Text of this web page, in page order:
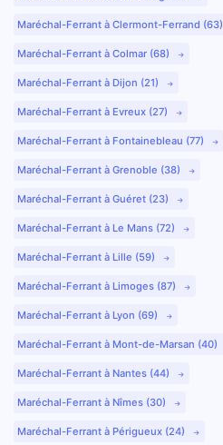
Maréchal-Ferrant à Clermont-Ferrand (63)
Maréchal-Ferrant à Colmar (68)
Maréchal-Ferrant à Dijon (21)
Maréchal-Ferrant à Evreux (27)
Maréchal-Ferrant à Fontainebleau (77)
Maréchal-Ferrant à Grenoble (38)
Maréchal-Ferrant à Guéret (23)
Maréchal-Ferrant à Le Mans (72)
Maréchal-Ferrant à Lille (59)
Maréchal-Ferrant à Limoges (87)
Maréchal-Ferrant à Lyon (69)
Maréchal-Ferrant à Mont-de-Marsan (40)
Maréchal-Ferrant à Nantes (44)
Maréchal-Ferrant à Nîmes (30)
Maréchal-Ferrant à Périgueux (24)